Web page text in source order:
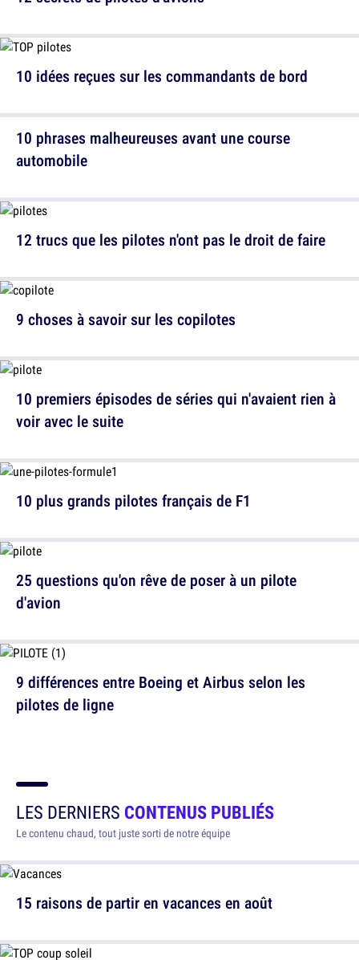
10 phrases malheureuses avant une course
automobile
9 choses à savoir sur les copilotes
10 plus grands pilotes français de F1
9 différences entre Boeing et Airbus selon les
pilotes de ligne
10 idées reçues sur les commandants de bord
12 trucs que les pilotes n'ont pas le droit de faire
10 premiers épisodes de séries qui n'avaient rien à
voir avec le suite
25 questions qu'on rêve de poser à un pilote
d'avion
LES DERNIERS CONTENUS PUBLIÉS
Le contenu chaud, tout juste sorti de notre équipe
15 raisons de partir en vacances en août